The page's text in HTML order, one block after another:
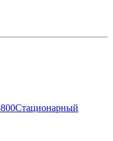
Стационарный